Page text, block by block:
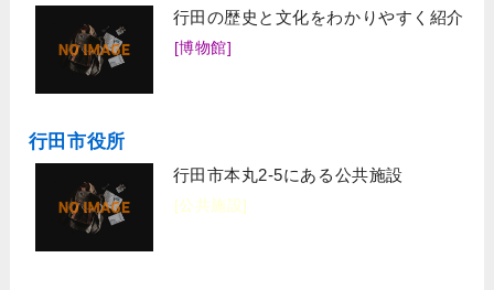
行田の歴史と文化をわかりやすく紹介
[博物館]
行田市役所
行田市本丸2-5にある公共施設
[公共施設]